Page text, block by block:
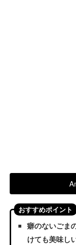
おすすめポイント
癖のないごま
けても美味し